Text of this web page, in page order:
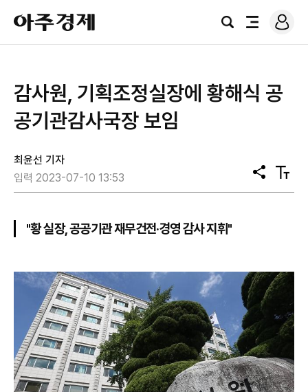
아
주
경
검
전
로
그
​감사원, 기획조정실장에 황해식 공
공기관감사국장 보임
최윤선 기자
입력 2023-07-10 13:53
공
유
텍
스
"황 실장, 공공기관 재무건전·경영 감사 지휘"